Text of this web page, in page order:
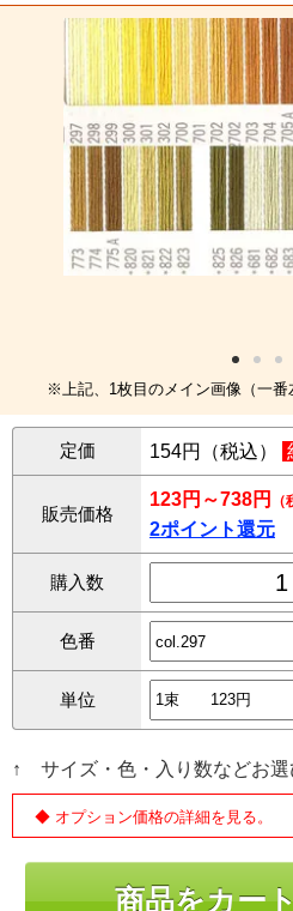
※上記、1枚目のメイン画像（一番
定価 154円（税込）
販売価格
123円～738円
2ポイント還元
購入数
色番
単位
↑ サイズ・色・入り数などお選
◆ オプション価格の詳細を見る。